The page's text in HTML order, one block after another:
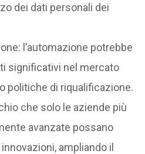
dei dati personali dei
l’automazione potrebbe
significativi nel mercato
politiche di riqualificazione.
che solo le aziende più
avanzate possano
ampliando il